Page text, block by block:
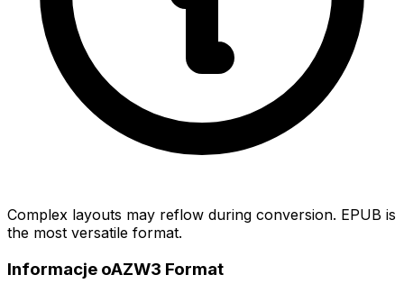
Complex layouts may reflow during conversion. EPUB is
the most versatile format.
Informacje oAZW3 Format